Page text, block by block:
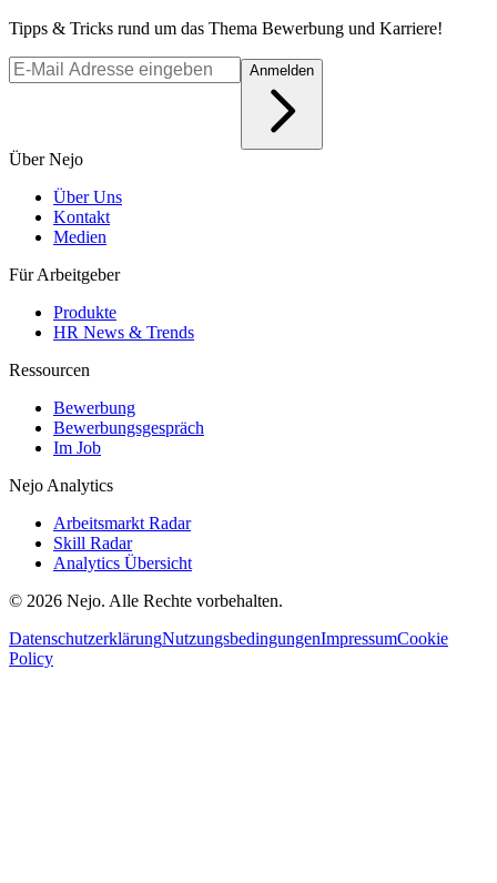
Tipps & Tricks rund um das Thema Bewerbung und Karriere!
Anmelden
Über Nejo
Über Uns
Kontakt
Medien
Für Arbeitgeber
Produkte
HR News & Trends
Ressourcen
Bewerbung
Bewerbungsgespräch
Im Job
Nejo Analytics
Arbeitsmarkt Radar
Skill Radar
Analytics Übersicht
© 2026 Nejo. Alle Rechte vorbehalten.
DatenschutzerklärungNutzungsbedingungenImpressumCookie
Policy